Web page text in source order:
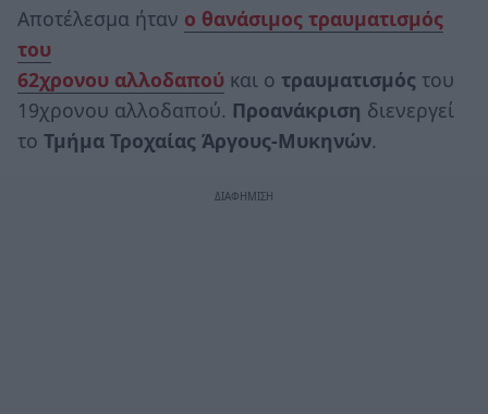
Αποτέλεσμα ήταν ο θανάσιμος τραυματισμός
του
62χρονου αλλοδαπού και ο τραυματισμός του
19χρονου αλλοδαπού. Προανάκριση διενεργεί
το Τμήμα Τροχαίας Άργους-Μυκηνών.